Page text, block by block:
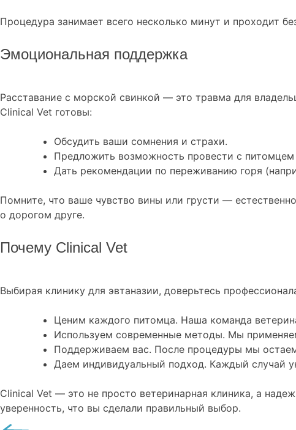
Процедура занимает всего несколько минут и проходит
Эмоциональная поддержка
Расставание с морской свинкой — это травма для
Clinical Vet готовы:
Обсудить ваши сомнения и страхи.
Предложить возможность провести с
Дать рекомендации по переживанию горя
Помните, что ваше чувство вины или грусти —
о дорогом друге.
Почему Clinical Vet
Выбирая клинику для эвтаназии, доверьтесь
Ценим каждого питомца. Наша команда
Используем современные методы. Мы
Поддерживаем вас. После процедуры мы
Даем индивидуальный подход. Каждый случай
Clinical Vet — это не просто ветеринарная клиника, а
уверенность, что вы сделали правильный выбор.